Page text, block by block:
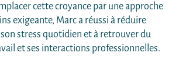
cette croyance par une approche
exigeante, Marc a réussi à réduire
stress quotidien et à retrouver du
et ses interactions professionnelles.